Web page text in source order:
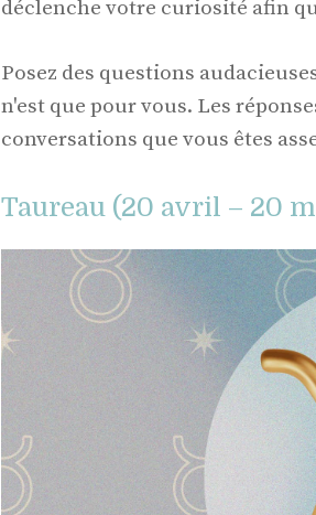
déclenche votre curiosité afin
Posez des questions
n'est que pour vous. Les
conversations que vous êtes
Taureau (20 avril – 20